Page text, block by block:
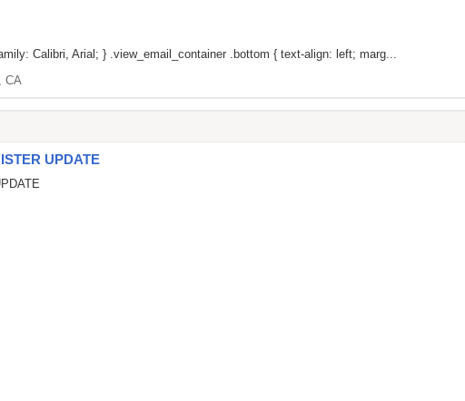
Calibri, Arial; } .view_email_container .bottom { text-align: left; marg...
CA
UPDATE